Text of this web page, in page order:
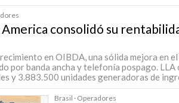
consolidó su
en OIBDA, una sólida mejora en
por banda ancha y telefonía pospago.
y 3.883.500 unidades generadoras de
Brasil · Operadores